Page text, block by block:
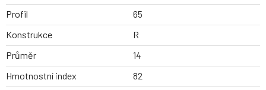
Profil
65
Konstrukce
R
Průměr
14
Hmotnostní index
82